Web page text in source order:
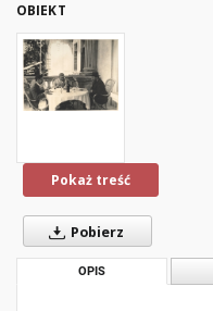
OBIEKT
Pokaż treść
Pobierz
OPIS